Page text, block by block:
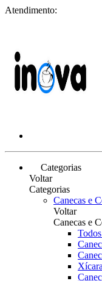
Atendimento:
Categorias
Voltar
Categorias
Canecas e
Voltar
Canecas e